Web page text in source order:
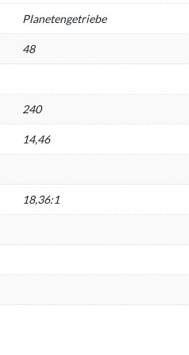
Planetengetriebe
48
240
14,46
18,36:1